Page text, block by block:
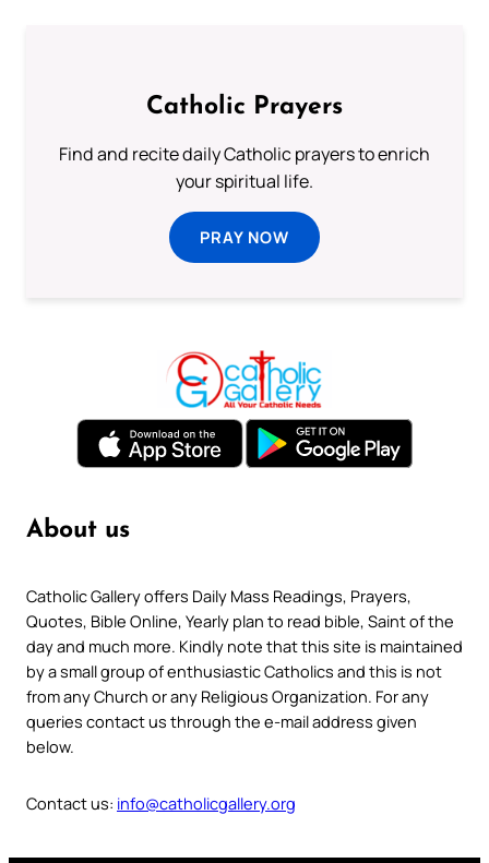
Catholic Prayers
Find and recite daily Catholic prayers to enrich
your spiritual life.
PRAY NOW
About us
Catholic Gallery offers Daily Mass Readings, Prayers,
Quotes, Bible Online, Yearly plan to read bible, Saint of the
day and much more. Kindly note that this site is maintained
by a small group of enthusiastic Catholics and this is not
from any Church or any Religious Organization. For any
queries contact us through the e-mail address given
below.
Contact us: info@catholicgallery.org